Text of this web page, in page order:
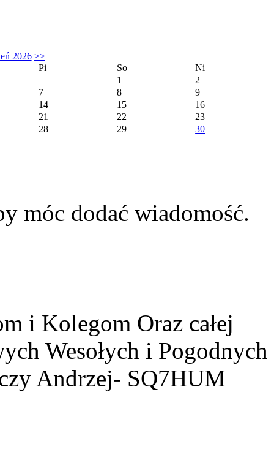
2026 >>
Pi
So
Ni
1
2
7
8
9
14
15
16
21
22
23
28
29 30
móc dodać wiadomość.
i Kolegom Oraz całej
Wesołych i Pogodnych
Andrzej- SQ7HUM